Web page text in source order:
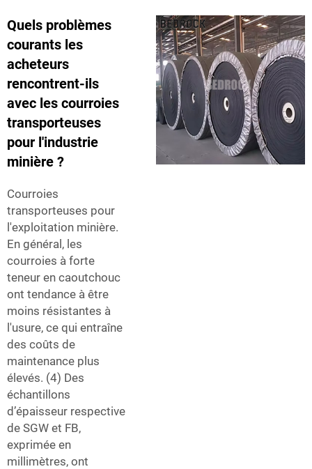
Quels problèmes
courants les
acheteurs
rencontrent-ils
avec les courroies
transporteuses
pour l'industrie
minière ?
Courroies
transporteuses pour
l'exploitation minière.
En général, les
courroies à forte
teneur en caoutchouc
ont tendance à être
moins résistantes à
l'usure, ce qui entraîne
des coûts de
maintenance plus
élevés. (4) Des
échantillons
d’épaisseur respective
de SGW et FB,
exprimée en
millimètres, ont